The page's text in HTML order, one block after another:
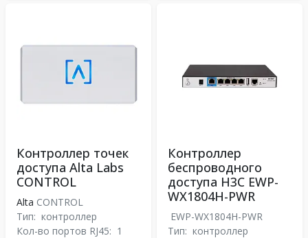
Контроллер точек
доступа Alta Labs
CONTROL
Alta CONTROL
Тип: контроллер
Кол-во портов RJ45: 1
Контроллер
беспроводного
доступа H3C EWP-
WX1804H-PWR
EWP-WX1804H-PWR
Тип: контроллер